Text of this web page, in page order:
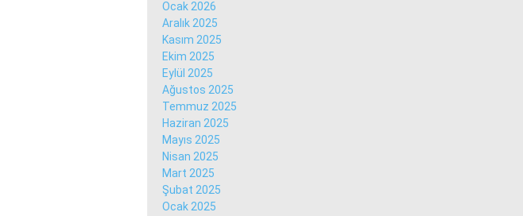
Ocak 2026
Aralık 2025
Kasım 2025
Ekim 2025
Eylül 2025
Ağustos 2025
Temmuz 2025
Haziran 2025
Mayıs 2025
Nisan 2025
Mart 2025
Şubat 2025
Ocak 2025